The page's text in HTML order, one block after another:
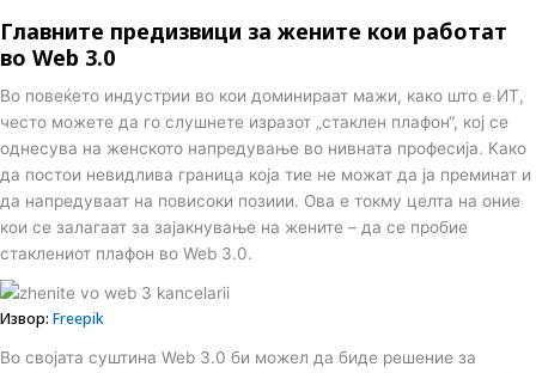
Главните предизвици за жените кои работат
во Web 3.0
Во повеќето индустрии во кои доминираат мажи, како што е ИТ,
често можете да го слушнете изразот „стаклен плафон“, кој се
однесува на женското напредување во нивната професија. Како
да постои невидлива граница која тие не можат да ја преминат и
да напредуваат на повисоки позиии. Ова е токму целта на оние
кои се залагаат за зајакнување на жените – да се пробие
стаклениот плафон во Web 3.0.
Извор: Freepik
Во својата суштина Web 3.0 би можел да биде решение за